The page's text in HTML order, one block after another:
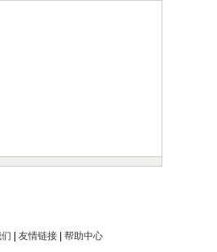
友情链接| 帮助中心